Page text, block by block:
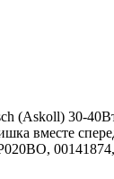
(Askoll) 30-
вместе